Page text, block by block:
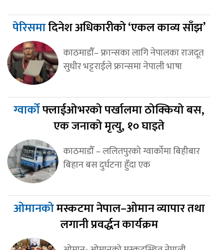
पेरिसमादिनेश अधिकारीको ‘एकल काव्य साँझ’
काठमाडौँ– फ्रान्सका लागि नेपालका राजदूत
सुधीर भट्टराईले फ्रान्समा नेपाली भाषा
ग्वार्कोफ्लाईओभरको पर्खालमा ठोक्कियो बस,
एक जनाको मृत्यु, १० घाइते
काठमाडौँ – ललितपुरको ग्वार्कोमा बिहीबार
बिहान बस दुर्घटना हुँदा एक
ओमानकोमस्कटमा नेपाल–ओमान व्यापार तथा
लगानी प्रवर्द्धन कार्यक्रम